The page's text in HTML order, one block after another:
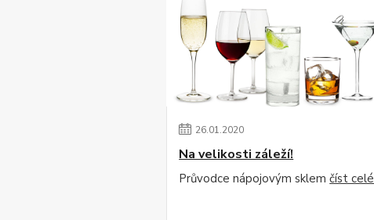
26.01.2020
Na velikosti záleží!
Průvodce nápojovým sklemčíst celé